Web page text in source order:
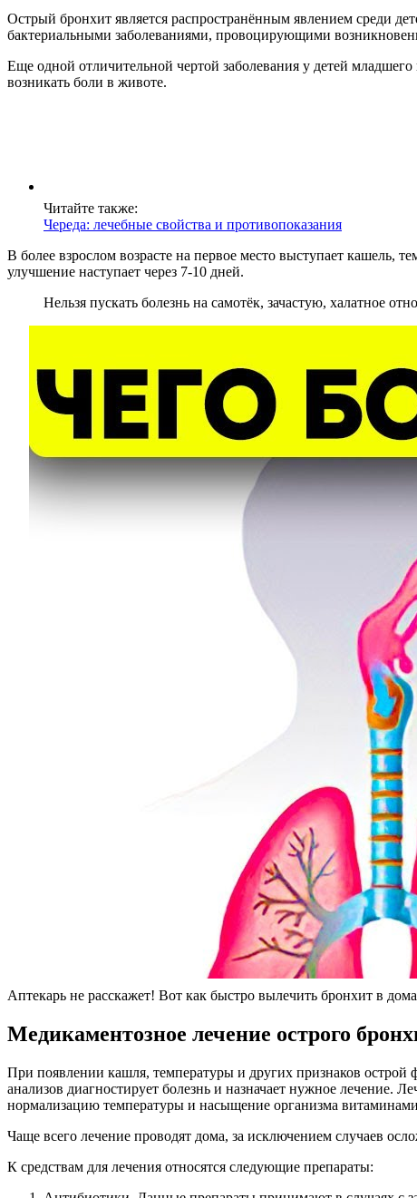
Острый бронхит является распространённым явлением среди
бактериальными заболеваниями, провоцирующими
Еще одной отличительной чертой заболевания у детей младшего
возникать боли в животе.
Читайте также:
Череда: лечебные свойства и противопоказания
В более взрослом возрасте на первое место выступает кашель,
улучшение наступает через 7-10 дней.
Нельзя пускать болезнь на самотёк, зачастую, халатное
Аптекарь не расскажет! Вот как быстро вылечить бронхит в
Медикаментозное лечение острого
При появлении кашля, температуры и других признаков острой
анализов диагностирует болезнь и назначает нужное лечение.
нормализацию температуры и насыщение организма
Чаще всего лечение проводят дома, за исключением случаев
К средствам для лечения относятся следующие препараты: